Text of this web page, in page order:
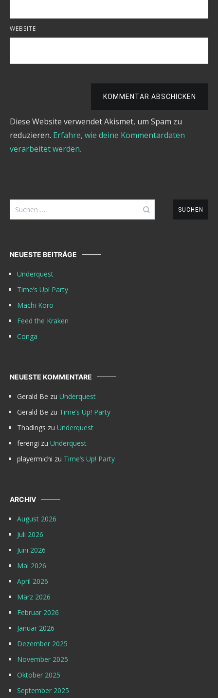
WEBSITE
KOMMENTAR ABSCHICKEN
Diese Website verwendet Akismet, um Spam zu
reduzieren. Erfahre, wie deine Kommentardaten
verarbeitet werden.
Suchen
nach:
NEUESTE BEITRÄGE
Underquest
Time’s Up! Party
Machi Koro
Feed the Kraken
Conga
NEUESTE KOMMENTARE
Gerald Be zu Underquest
Gerald Be zu Time’s Up! Party
Thadings zu Underquest
ferengi zu Underquest
playermichi zu Time’s Up! Party
ARCHIV
August 2026
Juli 2026
Juni 2026
Mai 2026
April 2026
März 2026
Februar 2026
Januar 2026
Dezember 2025
November 2025
Oktober 2025
September 2025